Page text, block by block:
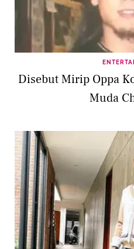
Disebut Mirip Oppa
Muda